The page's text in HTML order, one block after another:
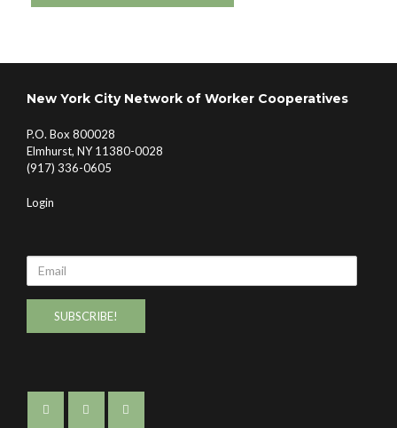
New York City Network of Worker Cooperatives
P.O. Box 800028
Elmhurst, NY 11380-0028
(917) 336-0605
Login